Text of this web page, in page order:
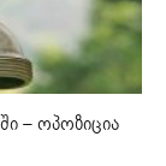
– ოპოზიცია